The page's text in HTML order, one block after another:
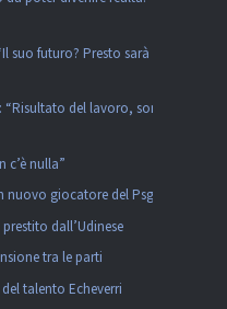
suo futuro? Presto sarà
del lavoro, sono
c’è nulla”
nuovo giocatore del Psg
dall’Udinese
tra le parti
talento Echeverri